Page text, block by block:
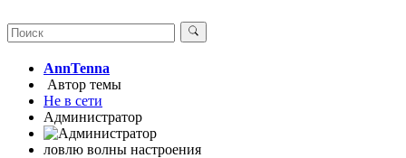
AnnTenna
Автор темы
Не в сети
Администратор
ловлю волны настроения